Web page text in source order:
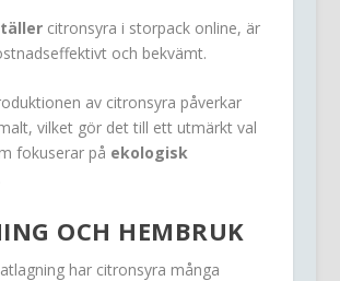
citronsyra i storpack online, är
och bekvämt.
av citronsyra påverkar
vilket gör det till ett utmärkt val
fokuserar på ekologisk
OCH HEMBRUK
har citronsyra många